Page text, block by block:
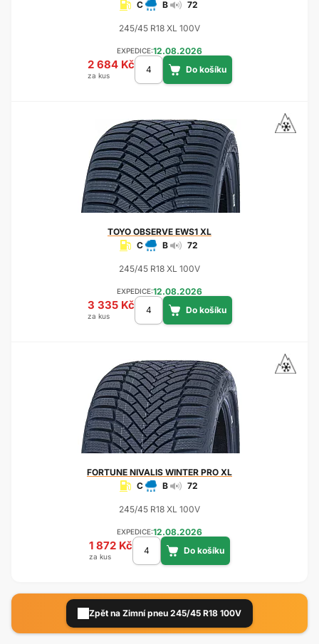
C
B 72
245/45 R18 XL 100V
EXPEDICE:12.08.2026
2 684 Kč
za kus
TOYO OBSERVE EWS1 XL
C
B 72
245/45 R18 XL 100V
EXPEDICE:12.08.2026
3 335 Kč
za kus
FORTUNE NIVALIS WINTER PRO XL
C
B 72
245/45 R18 XL 100V
EXPEDICE:12.08.2026
1 872 Kč
za kus
Zpět na Zimní pneu 245/45 R18 100V